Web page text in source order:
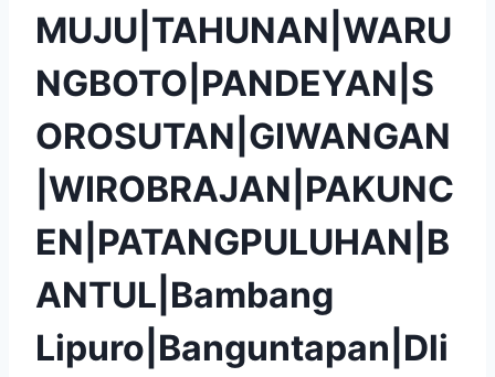
MUJU|TAHUNAN|WARU
NGBOTO|PANDEYAN|S
OROSUTAN|GIWANGAN
|WIROBRAJAN|PAKUNC
EN|PATANGPULUHAN|B
ANTUL|Bambang
Lipuro|Banguntapan|Dli